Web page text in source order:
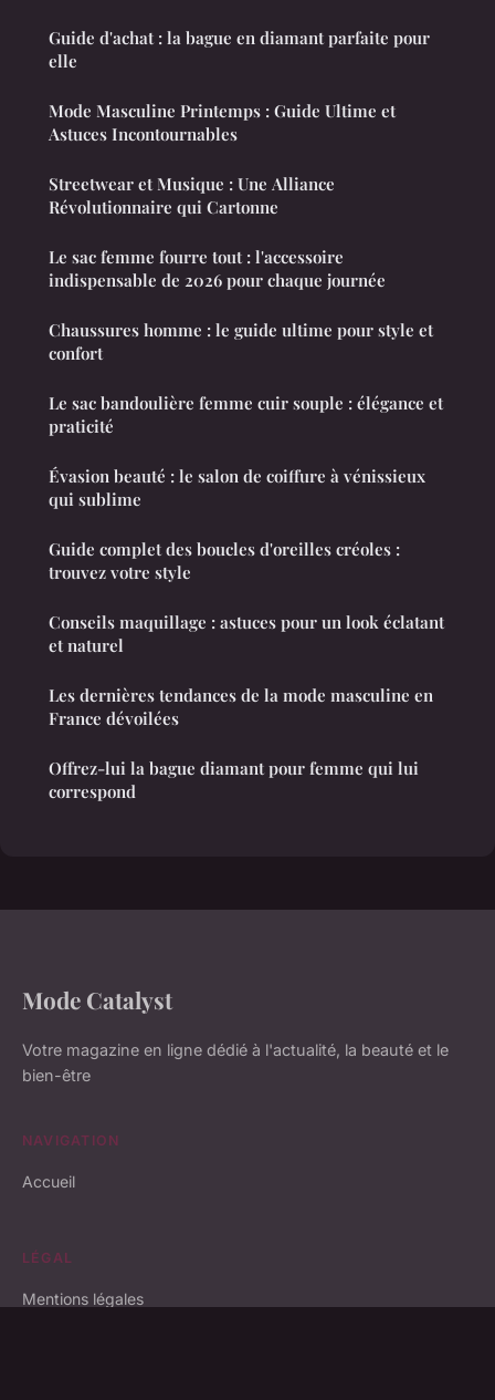
Guide d'achat : la bague en diamant parfaite pour
elle
Mode Masculine Printemps : Guide Ultime et
Astuces Incontournables
Streetwear et Musique : Une Alliance
Révolutionnaire qui Cartonne
Le sac femme fourre tout : l'accessoire
indispensable de 2026 pour chaque journée
Chaussures homme : le guide ultime pour style et
confort
Le sac bandoulière femme cuir souple : élégance et
praticité
Évasion beauté : le salon de coiffure à vénissieux
qui sublime
Guide complet des boucles d'oreilles créoles :
trouvez votre style
Conseils maquillage : astuces pour un look éclatant
et naturel
Les dernières tendances de la mode masculine en
France dévoilées
Offrez-lui la bague diamant pour femme qui lui
correspond
Mode Catalyst
Votre magazine en ligne dédié à l'actualité, la beauté et le
bien-être
NAVIGATION
Accueil
LÉGAL
Mentions légales